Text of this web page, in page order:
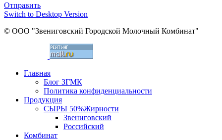
Отправить
Switch to Desktop Version
© ООО "Звениговский Городской Молочный Комбинат"
Главная
Блог ЗГМК
Политика конфиденциальности
Продукция
СЫРЫ 50%Жирности
Звениговский
Российский
Комбинат